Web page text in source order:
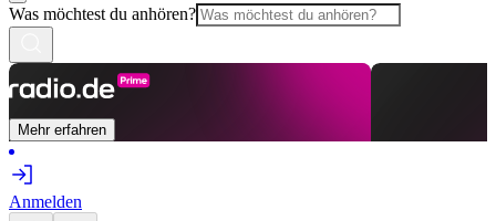
Was möchtest du anhören?
Mehr erfahren
Anmelden